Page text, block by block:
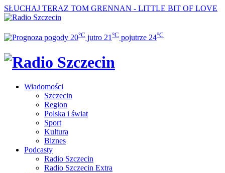
SŁUCHAJ TERAZ TOM GRENNAN - LITTLE BIT OF LOVE
20°C jutro 21 °C pojutrze 24°C
Wiadomości
Szczecin
Region
Polska i świat
Sport
Kultura
Biznes
Podcasty
Radio Szczecin
Radio Szczecin Extra